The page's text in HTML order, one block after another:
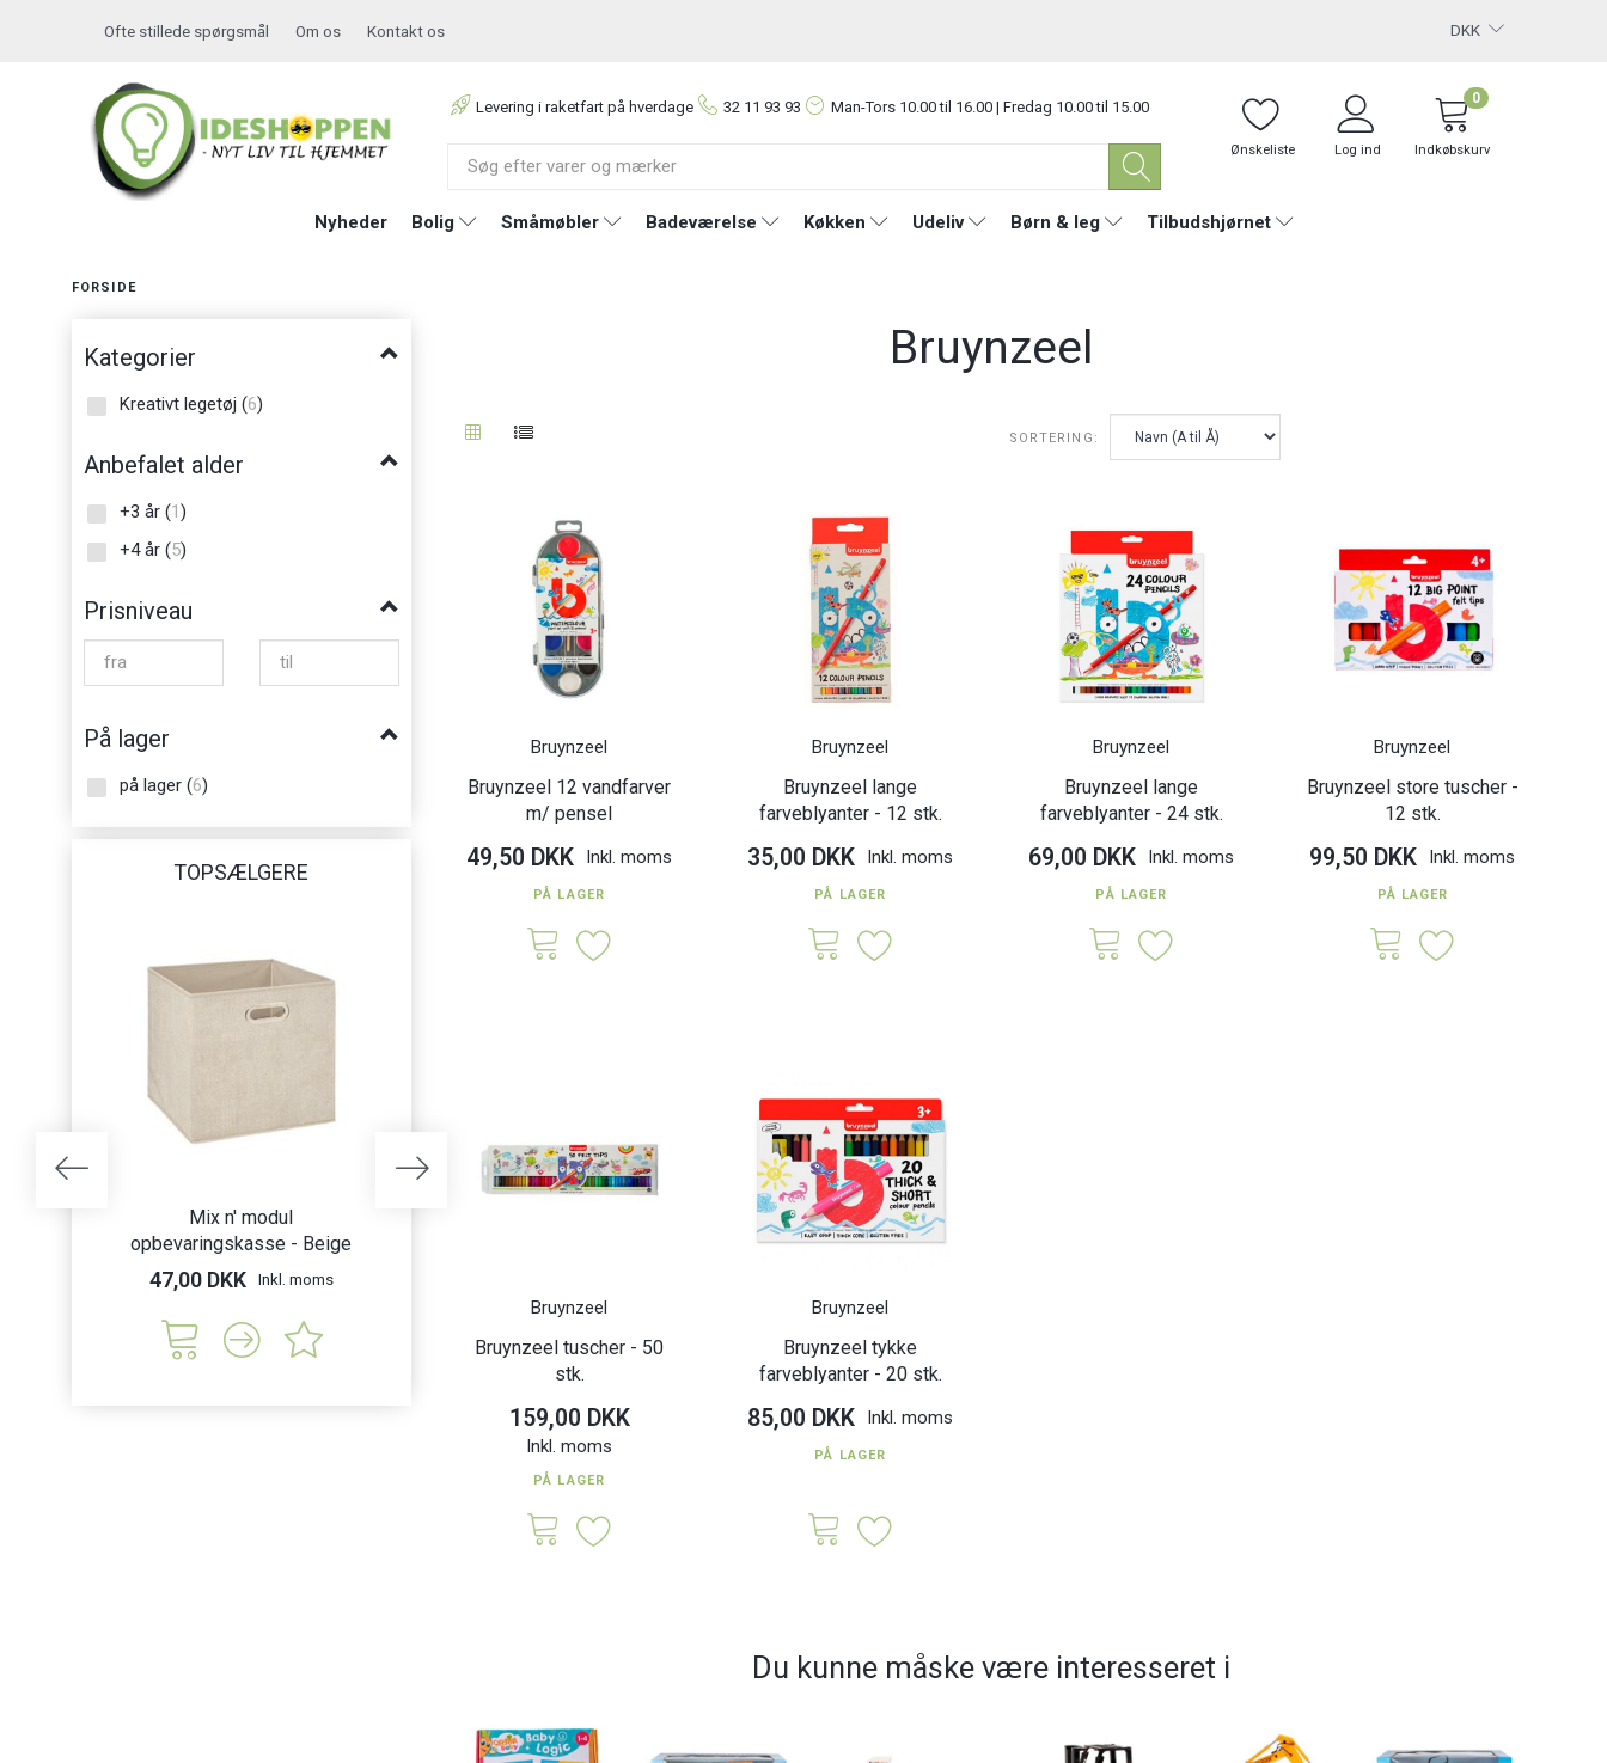
DKK
Ofte stillede spørgsmål Om os Kontakt os
Levering i raketfart på hverdage 32 11 93 93 Man-Tors 10.00 til 16.00 | Fredag 10.00 til 15.00
Ønskeliste Log ind Indkøbskurv
0
Nyheder Bolig Småmøbler Badeværelse Køkken Udeliv Børn & leg Tilbudshjørnet
FORSIDE
Kategorier
Kreativt legetøj (6)
Anbefalet alder
+3 år (1)
+4 år (5)
Prisniveau
På lager
på lager (6)
TOPSÆLGERE
Mix n' modul
opbevaringskasse - Beige
47,00 DKK Inkl. moms
Natureo toiletbørste - Sort
Bruynzeel
SORTERING:
Bruynzeel
Bruynzeel 12 vandfarver
m/ pensel
49,50 DKK Inkl. moms
PÅ LAGER
Bruynzeel
Bruynzeel lange
farveblyanter - 12 stk.
35,00 DKK Inkl. moms
PÅ LAGER
Bruynzeel
Bruynzeel lange
farveblyanter - 24 stk.
69,00 DKK Inkl. moms
PÅ LAGER
Bruynzeel
Bruynzeel store tuscher -
12 stk.
99,50 DKK Inkl. moms
PÅ LAGER
Bruynzeel
Bruynzeel tuscher - 50
stk.
159,00 DKK
Inkl. moms
PÅ LAGER
Bruynzeel
Bruynzeel tykke
farveblyanter - 20 stk.
85,00 DKK Inkl. moms
PÅ LAGER
Du kunne måske være interesseret i